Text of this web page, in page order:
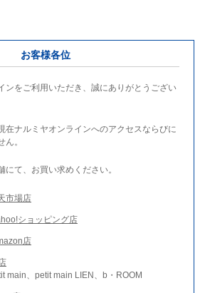
お客様各位
ンをご利用いただき、誠にありがとうござい
在ナルミヤオンラインへのアクセスならびに
。
にて、お買い求めください。
市場店
ショッピング店
店
main、petit main LIEN、b・ROOM